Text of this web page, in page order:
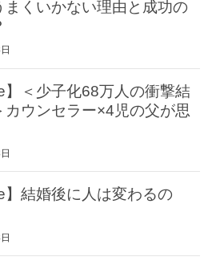
まくいかない理由と成功の
】＜少子化68万人の衝撃結
カウンセラー×4児の父が思
】結婚後に人は変わるの